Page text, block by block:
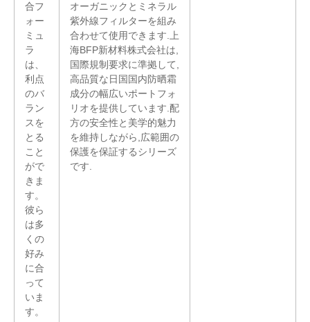
合フ
ォー
ミュ
ラ
は、
利点
のバ
ラン
スを
とる
こと
がで
きま
す。
彼ら
は多
くの
好み
に合
って
いま
す。
オーガニックとミネラル
紫外線フィルターを組み
合わせて使用できます.上
海BFP新材料株式会社は,
国際規制要求に準拠して,
高品質な日国国内防晒霜
成分の幅広いポートフォ
リオを提供しています.配
方の安全性と美学的魅力
を維持しながら,広範囲の
保護を保証するシリーズ
です.